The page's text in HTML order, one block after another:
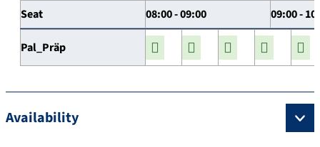
Seat 08:00 - 09:00 09:00 -
Pal_Präp
Availability